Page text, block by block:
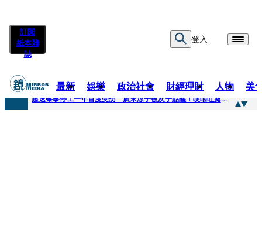
訂閱
紙本雜
誌
登入
最新 娛樂 政治社會 財經理財 人物 美
快訊
超速肇事停工一年首度受訪 廣末涼子被次子點醒！哽咽吐露：不再偽裝完美